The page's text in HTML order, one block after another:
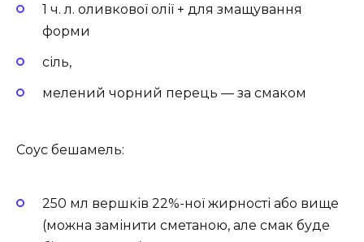
1 ч. л. оливкової олії + для змащування
форми
сіль,
мелений чорний перець — за смаком
Соус бешамель:
250 мл вершків 22%-ної жирності або вище
(можна замінити сметаною, але смак буде